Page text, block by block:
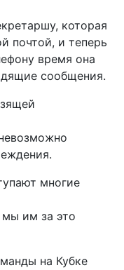
которая
почтой, и теперь
время она
сообщения.
многие
им за это
на Кубке